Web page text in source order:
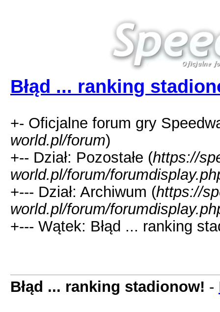
Błąd ... ranking
+- Oficjalne forum gry
world.pl/forum)
+-- Dział: Pozostałe (https://
world.pl/forum/
+--- Dział: Archiwum (https://
world.pl/forum/
+--- Wątek: Błąd ... ranking
Błąd ... ranking stadionow! -